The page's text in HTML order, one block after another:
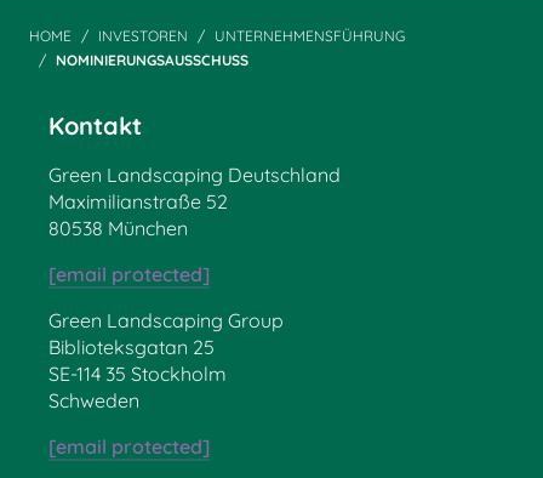
HOME INVESTOREN
UNTERNEHMENSFÜHRUNG
NOMINIERUNGSAUSSCHUSS
Kontakt
Green Landscaping Deutschland
Maximilianstraße 52
80538 München
[email protected]
Green Landscaping Group
Biblioteksgatan 25
SE-114 35 Stockholm
Schweden
[email protected]